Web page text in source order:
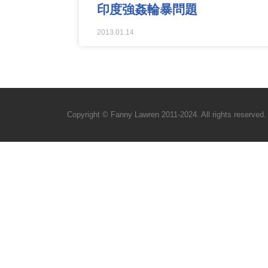
印度強姦輪暴問題
2013.01.14
Copyright © Fanny Lawren 2011-2024. All rights reserved.